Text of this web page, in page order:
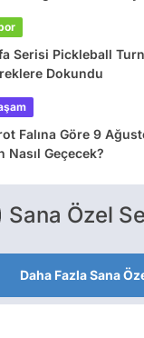
Serisi Pickleball
Dokundu
Falına Göre 9
Nasıl Geçecek?
Sana Özel
Daha Fazla Sana